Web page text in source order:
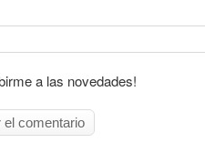
a las novedades!